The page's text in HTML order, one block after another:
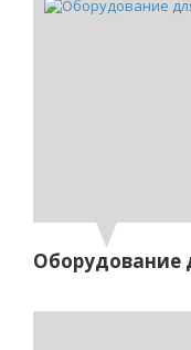
Оборудование